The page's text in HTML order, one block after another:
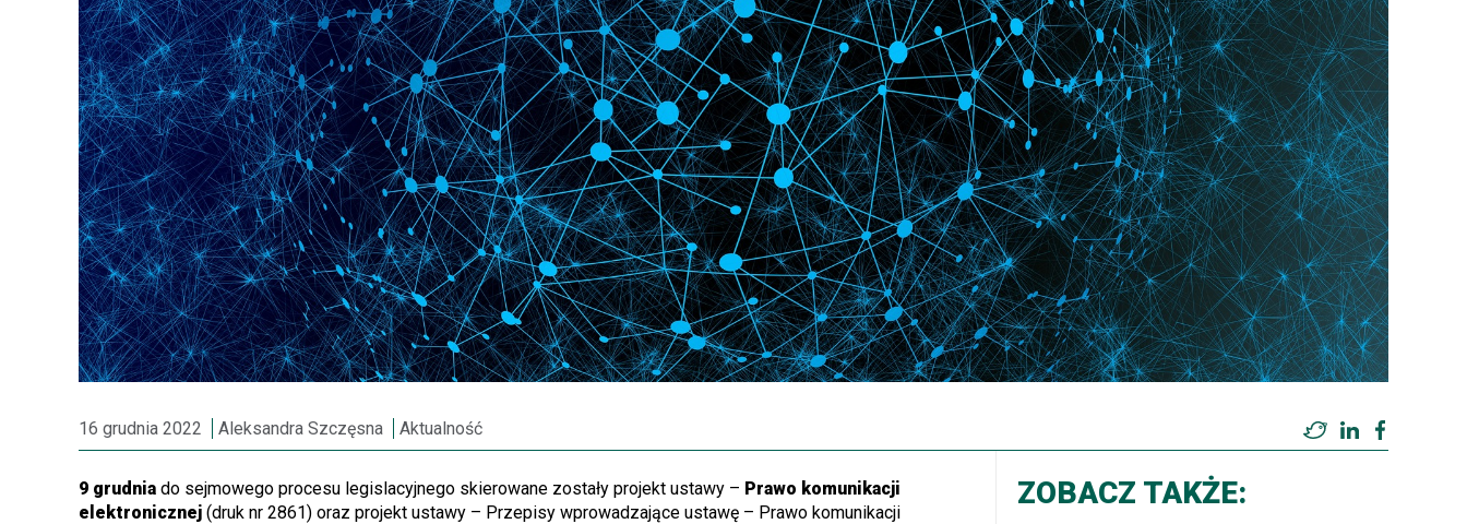
16 grudnia 2022 Aleksandra Szczęsna Aktualność TwitterLinkedIn
9 grudnia do sejmowego procesu legislacyjnego skierowane zostały projekt ustawy – Prawo komunikacji
elektronicznej (druk nr 2861) oraz projekt ustawy – Przepisy wprowadzające ustawę – Prawo komunikacji
ZOBACZ TAKŻE: